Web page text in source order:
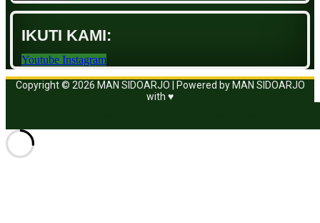
IKUTI KAMI:
Youtube Instagram
Copyright © 2026 MAN SIDOARJO | Powered by MAN SIDOARJO
with ♥